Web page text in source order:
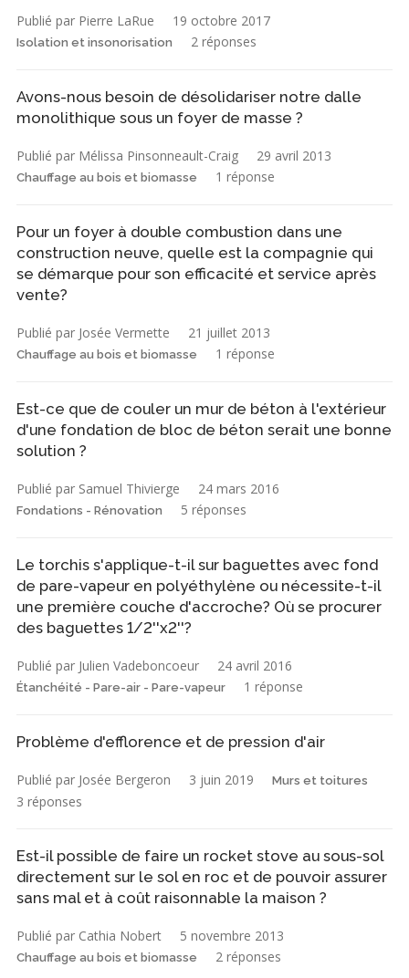
Publié par Pierre LaRue 19 octobre 2017
Isolation et insonorisation 2 réponses
Avons-nous besoin de désolidariser notre dalle
monolithique sous un foyer de masse ?
Publié par Mélissa Pinsonneault-Craig 29 avril 2013
Chauffage au bois et biomasse 1 réponse
Pour un foyer à double combustion dans une
construction neuve, quelle est la compagnie qui
se démarque pour son efficacité et service après
vente?
Publié par Josée Vermette 21 juillet 2013
Chauffage au bois et biomasse 1 réponse
Est-ce que de couler un mur de béton à l'extérieur
d'une fondation de bloc de béton serait une bonne
solution ?
Publié par Samuel Thivierge 24 mars 2016
Fondations - Rénovation 5 réponses
Le torchis s'applique-t-il sur baguettes avec fond
de pare-vapeur en polyéthylène ou nécessite-t-il
une première couche d'accroche? Où se procurer
des baguettes 1/2''x2''?
Publié par Julien Vadeboncoeur 24 avril 2016
Étanchéité - Pare-air - Pare-vapeur 1 réponse
Problème d'efflorence et de pression d'air
Publié par Josée Bergeron 3 juin 2019 Murs et toitures
3 réponses
Est-il possible de faire un rocket stove au sous-sol
directement sur le sol en roc et de pouvoir assurer
sans mal et à coût raisonnable la maison ?
Publié par Cathia Nobert 5 novembre 2013
Chauffage au bois et biomasse 2 réponses